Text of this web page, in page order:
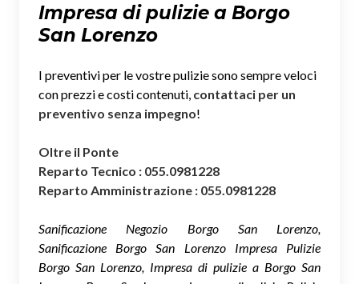
Impresa di pulizie a Borgo
San Lorenzo
I preventivi per le vostre pulizie sono sempre veloci
con prezzi e costi contenuti, contattaci per un
preventivo senza impegno!
Oltre il Ponte
Reparto Tecnico : 055.0981228
Reparto Amministrazione : 055.0981228
Sanificazione Negozio Borgo San Lorenzo,
Sanificazione Borgo San Lorenzo Impresa Pulizie
Borgo San Lorenzo, Impresa di pulizie a Borgo San